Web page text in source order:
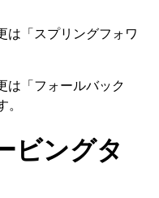
は「スプリングフォワ
は「フォールバック
ビングタ